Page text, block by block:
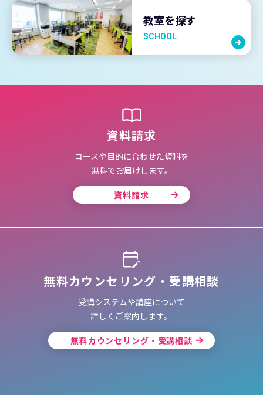
教室を探す
SCHOOL
資料請求
コースや目的に合わせた資料を
無料でお届けします。
資料請求
無料カウンセリング・受講相談
受講システムや講座について
詳しくご案内します。
無料カウンセリング・受講相談